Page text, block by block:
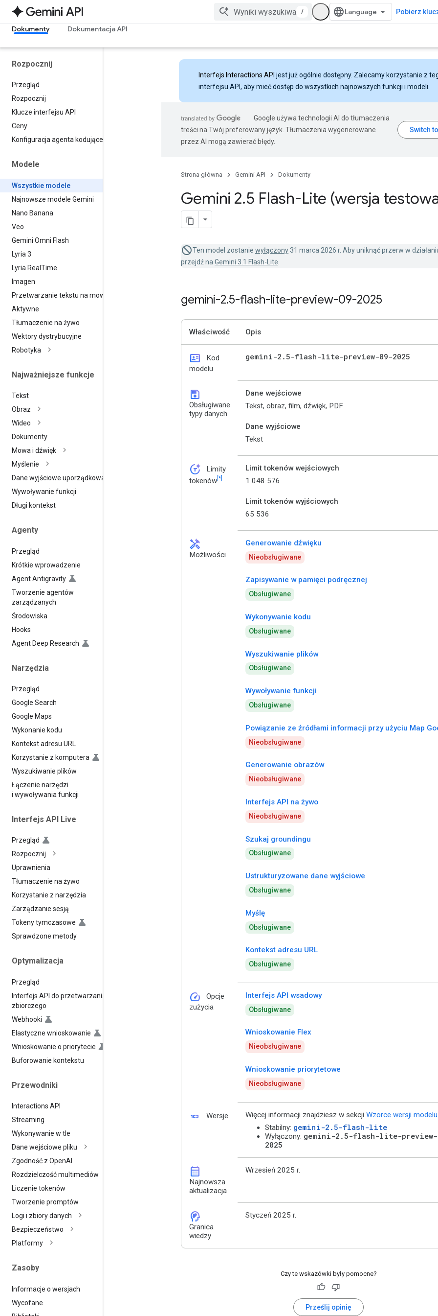
/ Pobierz
Dokumenty Dokumentacja API
Rozpocznij
Przegląd
Rozpocznij
Klucze interfejsu API
Ceny
Konfiguracja agenta kodującego
Modele
Wszystkie modele
Najnowsze modele Gemini
Nano Banana
Veo
Gemini Omni Flash
Lyria 3
Lyria Real Time
Imagen
Przetwarzanie tekstu na mowę
Aktywne
Tłumaczenie na żywo
Wektory dystrybucyjne
Robotyka
Najważniejsze funkcje
Tekst
Obraz
Wideo
Dokumenty
Mowa i dźwięk
Myślenie
Dane wyjściowe uporządkowane
Wywoływanie funkcji
Długi kontekst
Agenty
Przegląd
Krótkie wprowadzenie
Agent Antigravity
Tworzenie agentów
zarządzanych
Środowiska
Hooks
Agent Deep Research
Narzędzia
Przegląd
Google Search
Google Maps
Wykonanie kodu
Kontekst adresu URL
Korzystanie z komputera
Wyszukiwanie plików
Łączenie narzędzi
i wywoływania funkcji
Interfejs API Live
Przegląd
Rozpocznij
Uprawnienia
Tłumaczenie na żywo
Korzystanie z narzędzia
Zarządzanie sesją
Tokeny tymczasowe
Sprawdzone metody
Optymalizacja
Przegląd
Interfejs API do przetwarzania
zbiorczego
Webhooki
Elastyczne wnioskowanie
Wnioskowanie o priorytecie
Buforowanie kontekstu
Przewodniki
Interactions API
Streaming
Wykonywanie w tle
Dane wejściowe pliku
Zgodność z OpenAI
Rozdzielczość multimediów
Liczenie tokenów
Tworzenie promptów
Logi i zbiory danych
Bezpieczeństwo
Platformy
Zasoby
Informacje o wersjach
Wycofane
Interfejs Interactions API jest już ogólnie dostępny. Zalecamy korzystanie z
interfejsu API, aby mieć dostęp do wszystkich najnowszych funkcji i modeli.
Google używa technologii AI do tłumaczenia
treści na Twój preferowany język. Tłumaczenia wygenerowane
przez AI mogą zawierać błędy.
Strona główna Gemini API Dokumenty
Gemini 2.5 Flash-Lite (wersja
Ten model zostanie wyłączony31 marca 2026 r. Aby uniknąć przerw w
przejdź na Gemini 3.1 Flash-Lite
gemini-2.5-flash-lite-preview-09-2025
Właściwość Opis
id_card
Kod
modelu
gemini-2 .5-flash-lite-preview-09-2025
save
Obsługiwane
typy danych
Dane wejściowe
Tekst, obraz, film, dźwięk, PDF
Dane wyjściowe
Tekst
token_auto
Limity
tokenów[*]
Limit tokenów wejściowych
1 048 576
Limit tokenów wyjściowych
65 536
handyman
Możliwości
Generowanie dźwięku
Nieobsługiwane
Zapisywanie w pamięci podręcznej
Obsługiwane
Wykonywanie kodu
Obsługiwane
Wyszukiwanie plików
Obsługiwane
Wywoływanie funkcji
Obsługiwane
Powiązanie ze źródłami informacji przy użyciu Map
Nieobsługiwane
Generowanie obrazów
Nieobsługiwane
Interfejs API na żywo
Nieobsługiwane
Szukaj groundingu
Obsługiwane
Ustrukturyzowane dane wyjściowe
Obsługiwane
Myślę
Obsługiwane
Kontekst adresu URL
Obsługiwane
speed
Opcje
zużycia
Interfejs API wsadowy
Obsługiwane
Wnioskowanie Flex
Nieobsługiwane
Wnioskowanie priorytetowe
Nieobsługiwane
123 Wersje Więcej informacji znajdziesz w sekcji Wzorce wersji modelu
Stabilny: gemini-2.5-flash-lite
Wyłączony: gemini-2.5-flash-lite-preview-
2025
calendar_month
Najnowsza
aktualizacja
Wrzesień 2025 r.
cognition_2
Granica
wiedzy
Styczeń 2025 r.
Czy te wskazówki były pomocne?
Prześlij opinię